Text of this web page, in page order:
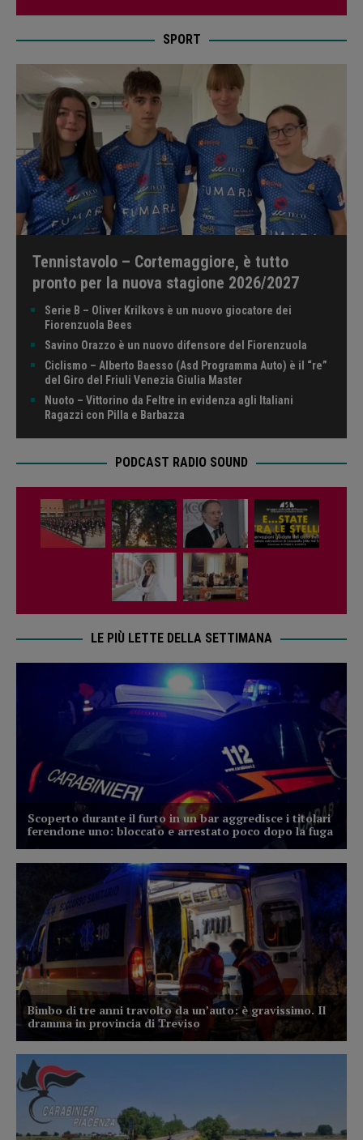
SPORT
Tennistavolo – Cortemaggiore, è tutto
pronto per la nuova stagione 2026/2027
Serie B – Oliver Krilkovs è un nuovo giocatore dei
Fiorenzuola Bees
Savino Orazzo è un nuovo difensore del Fiorenzuola
Ciclismo – Alberto Baesso (Asd Programma Auto) è il “re”
del Giro del Friuli Venezia Giulia Master
Nuoto – Vittorino da Feltre in evidenza agli Italiani
Ragazzi con Pilla e Barbazza
PODCAST RADIO SOUND
LE PIÙ LETTE DELLA SETTIMANA